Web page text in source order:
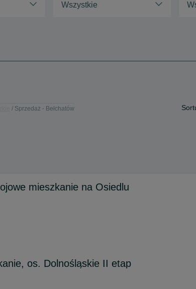
Wszystkie
Sprzedaż - Bełchatów
mieszkanie na Osiedlu
os. Dolnośląskie II etap